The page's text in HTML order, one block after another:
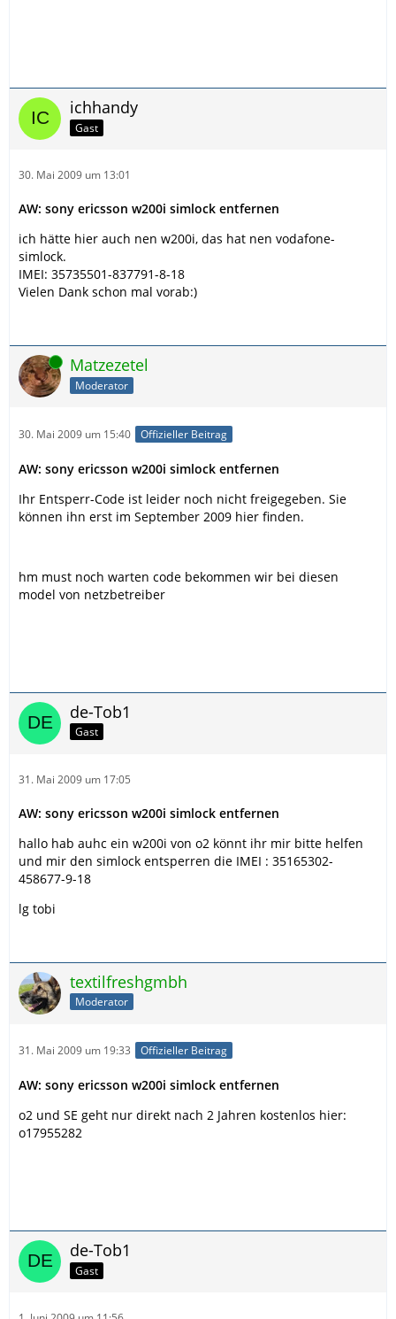
ichhandy
Gast
30. Mai 2009 um 13:01
AW: sony ericsson w200i simlock entfernen
ich hätte hier auch nen w200i, das hat nen vodafone-
simlock.
IMEI: 35735501-837791-8-18
Vielen Dank schon mal vorab:)
Online Matzezetel
Moderator
30. Mai 2009 um 15:40 Offizieller Beitrag
AW: sony ericsson w200i simlock entfernen
Ihr Entsperr-Code ist leider noch nicht freigegeben. Sie
können ihn erst im September 2009 hier finden.
hm must noch warten code bekommen wir bei diesen
model von netzbetreiber
de-Tob1
Gast
31. Mai 2009 um 17:05
AW: sony ericsson w200i simlock entfernen
hallo hab auhc ein w200i von o2 könnt ihr mir bitte helfen
und mir den simlock entsperren die IMEI : 35165302-
458677-9-18
lg tobi
textilfreshgmbh
Moderator
31. Mai 2009 um 19:33 Offizieller Beitrag
AW: sony ericsson w200i simlock entfernen
o2 und SE geht nur direkt nach 2 Jahren kostenlos hier:
o17955282
de-Tob1
Gast